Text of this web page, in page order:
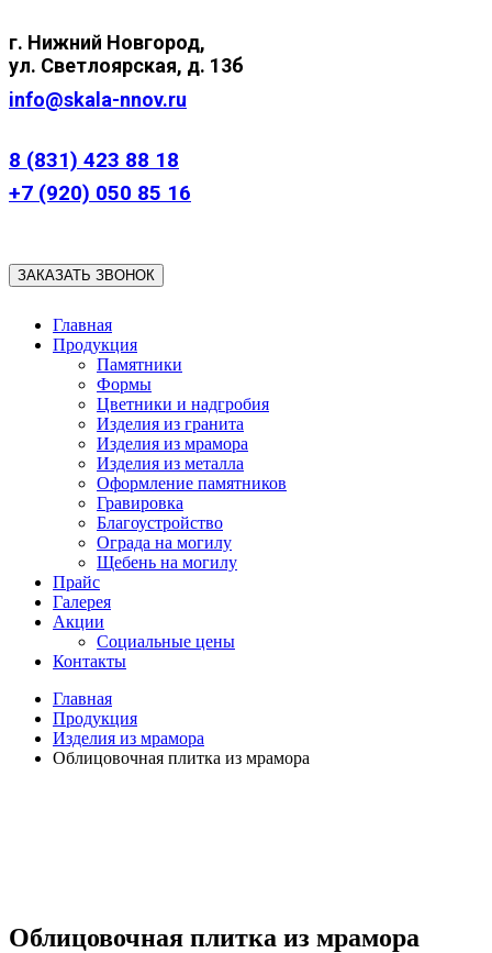
г. Нижний Новгород,
ул. Светлоярская, д. 13б
info@skala-nnov.ru
8 (831) 423 88 18
+7 (920) 050 85 16
ЗАКАЗАТЬ ЗВОНОК
Главная
Продукция
Памятники
Формы
Цветники и надгробия
Изделия из гранита
Изделия из мрамора
Изделия из металла
Оформление памятников
Гравировка
Благоустройство
Ограда на могилу
Щебень на могилу
Прайс
Галерея
Акции
Социальные цены
Контакты
Главная
Продукция
Изделия из мрамора
Облицовочная плитка из мрамора
Облицовочная плитка из мрамора